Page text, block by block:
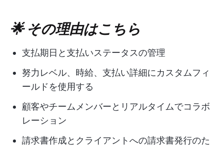
🌟 その理由はこちら
支払期日と支払いステータスの管理
努力レベル、時給、支払い詳細にカスタムフィ
ールドを使用する
顧客やチームメンバーとリアルタイムでコラボ
レーション
請求書作成とクライアントへの請求書発行のた